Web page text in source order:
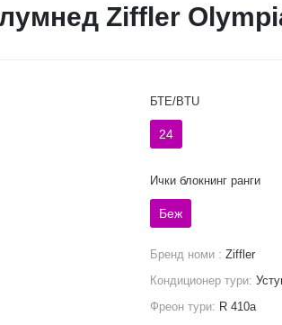
Ziffler
БТЕ/BTU
24
Ички блокнинг ранги
Беж
Бренд номи :Ziffler
Кондиционер тури:
Фреон тури: R 410a